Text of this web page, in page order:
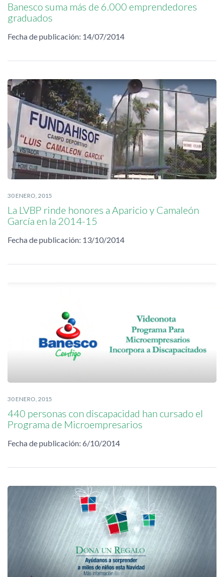
Banesco suma más de 6.000 emprendedores
graduados
Fecha de publicación: 14/07/2014
30 ENERO, 2015
La LVBP rinde honores a Aparicio y Camaleón
García en la 2014-15
Fecha de publicación: 13/10/2014
30 ENERO, 2015
440 personas con discapacidad han cursado el
Programa de Microempresarios
Fecha de publicación: 6/10/2014